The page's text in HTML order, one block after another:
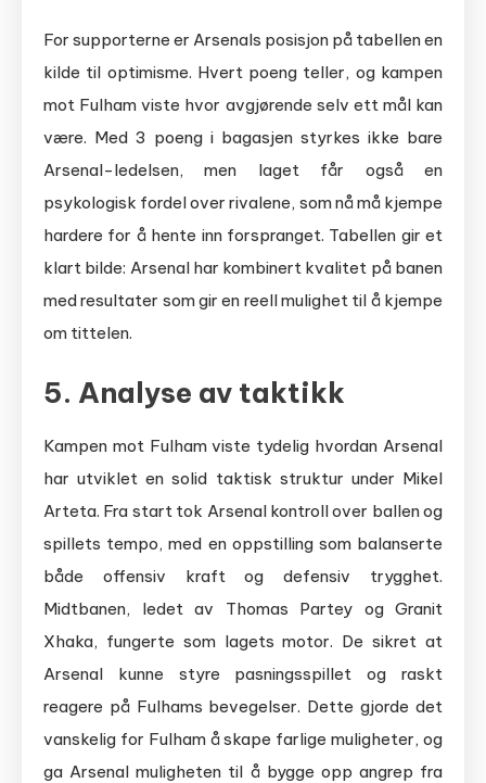
For supporterne er Arsenals posisjon på tabellen en
kilde til optimisme. Hvert poeng teller, og kampen
mot Fulham viste hvor avgjørende selv ett mål kan
være. Med 3 poeng i bagasjen styrkes ikke bare
Arsenal-ledelsen, men laget får også en
psykologisk fordel over rivalene, som nå må kjempe
hardere for å hente inn forspranget. Tabellen gir et
klart bilde: Arsenal har kombinert kvalitet på banen
med resultater som gir en reell mulighet til å kjempe
om tittelen.
5. Analyse av taktikk
Kampen mot Fulham viste tydelig hvordan Arsenal
har utviklet en solid taktisk struktur under Mikel
Arteta. Fra start tok Arsenal kontroll over ballen og
spillets tempo, med en oppstilling som balanserte
både offensiv kraft og defensiv trygghet.
Midtbanen, ledet av Thomas Partey og Granit
Xhaka, fungerte som lagets motor. De sikret at
Arsenal kunne styre pasningsspillet og raskt
reagere på Fulhams bevegelser. Dette gjorde det
vanskelig for Fulham å skape farlige muligheter, og
ga Arsenal muligheten til å bygge opp angrep fra